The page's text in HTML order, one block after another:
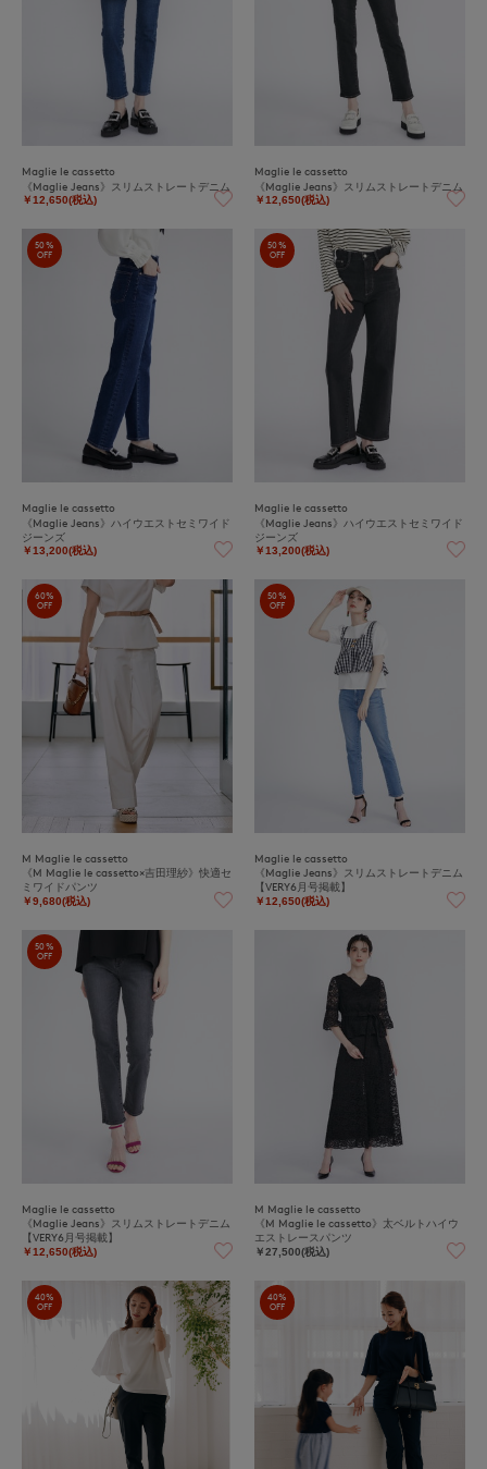
Maglie le cassetto
《Maglie Jeans》スリムストレートデニム
￥12,650(税込)
Maglie le cassetto
《Maglie Jeans》スリムストレートデニム
￥12,650(税込)
50%
OFF
Maglie le cassetto
《Maglie Jeans》ハイウエストセミワイド
ジーンズ
￥13,200(税込)
50%
OFF
Maglie le cassetto
《Maglie Jeans》ハイウエストセミワイド
ジーンズ
￥13,200(税込)
60%
OFF
M Maglie le cassetto
《M Maglie le cassetto×吉田理紗》快適セ
ミワイドパンツ
￥9,680(税込)
50%
OFF
Maglie le cassetto
《Maglie Jeans》スリムストレートデニム
【VERY6月号掲載】
￥12,650(税込)
50%
OFF
Maglie le cassetto
《Maglie Jeans》スリムストレートデニム
【VERY6月号掲載】
￥12,650(税込)
M Maglie le cassetto
《M Maglie le cassetto》太ベルトハイウ
エストレースパンツ
￥27,500(税込)
40%
OFF
40%
OFF